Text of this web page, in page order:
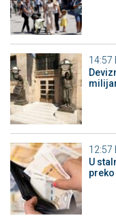
14:57
12:57
U